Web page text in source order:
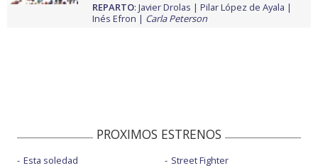
REPARTO: Javier Drolas
Pilar López de Ayala
Inés Efron
Carla Peterson
PROXIMOS ESTRENOS
Esta soledad
Street Fighter